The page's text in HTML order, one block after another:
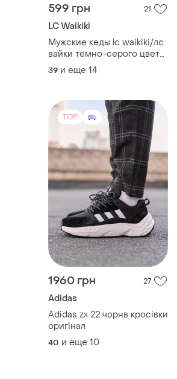
599 грн 21
LC Waikiki
Мужские кеды lc waikiki/лс
вайки темно-серого цвета.
фирменная туреченица
39 и еще 14
TOP
1960 грн 27
Adidas
Adidas zx 22 чорнв кросівки
оригінал
40 и еще 10